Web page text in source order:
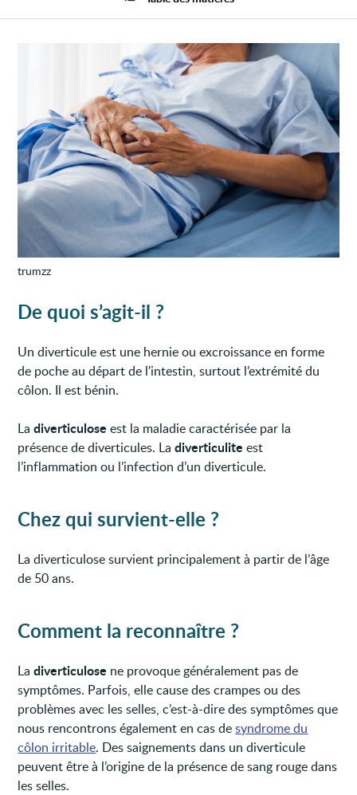
trumzz
De quoi s’agit-il ?
Un diverticule est une hernie ou excroissance en forme
de poche au départ de l'intestin, surtout l’extrémité du
côlon. Il est bénin.
Ladiverticulose est la maladie caractérisée par la
présence de diverticules. Ladiverticulite est
l’inflammation ou l’infection d’un diverticule.
Chez qui survient-elle ?
La diverticulose survient principalement à partir de l’âge
de 50 ans.
Comment la reconnaître ?
Ladiverticulose ne provoque généralement pas de
symptômes. Parfois, elle cause des crampes ou des
problèmes avec les selles, c’est-à-dire des symptômes que
nous rencontrons également en cas desyndrome du
côlon irritable. Des saignements dans un diverticule
peuvent être à l’origine de la présence de sang rouge dans
les selles.